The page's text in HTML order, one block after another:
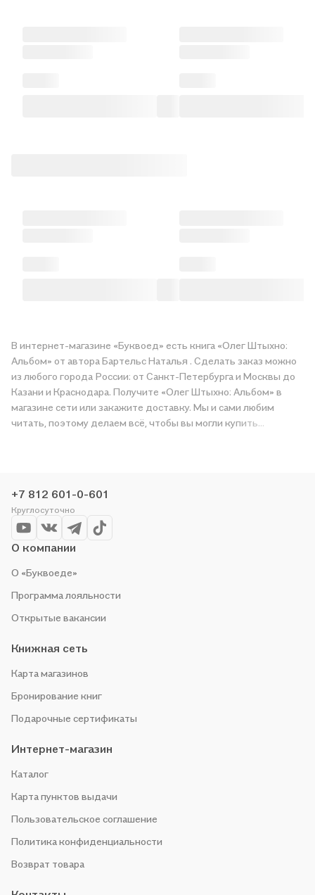
В интернет-магазине «Буквоед» есть книга «Олег Штыхно:
Альбом» от автора Бартельс Наталья . Сделать заказ можно
из любого города России: от Санкт-Петербурга и Москвы до
Казани и Краснодара. Получите «Олег Штыхно: Альбом» в
магазине сети или закажите доставку. Мы и сами любим
читать, поэтому делаем всё, чтобы вы могли купить
+7 812 601-0-601
Круглосуточно
О компании
О «Буквоеде»
Программа лояльности
Открытые вакансии
Книжная сеть
Карта магазинов
Бронирование книг
Подарочные сертификаты
Интернет-магазин
Каталог
Карта пунктов выдачи
Пользовательское соглашение
Политика конфиденциальности
Возврат товара